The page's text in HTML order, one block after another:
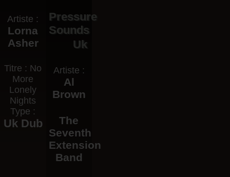
Artiste :
Lorna
Asher
Titre : No
More
Lonely
Nights
Type :
Uk Dub
Pressure
Sounds
Uk
Artiste :
Al
Brown
The
Seventh
Extension
Band